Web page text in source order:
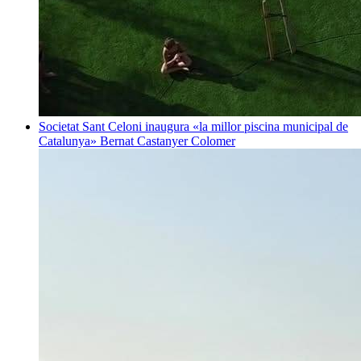
Societat Sant Celoni inaugura «la millor piscina municipal de
Catalunya» Bernat Castanyer Colomer